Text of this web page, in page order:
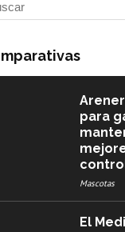
para
Mascotas
El